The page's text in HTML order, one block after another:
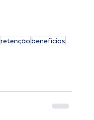
retençãobenefícios